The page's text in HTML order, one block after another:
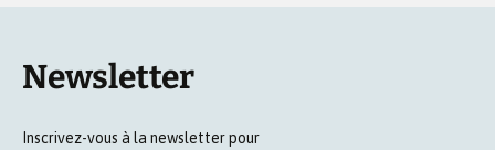
Newsletter
Inscrivez-vous à la newsletter pour